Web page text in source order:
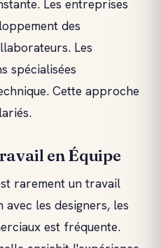
Les entreprises
des
Les
spécialisées
Cette approche
en Équipe
rarement un travail
les designers, les
est fréquente.